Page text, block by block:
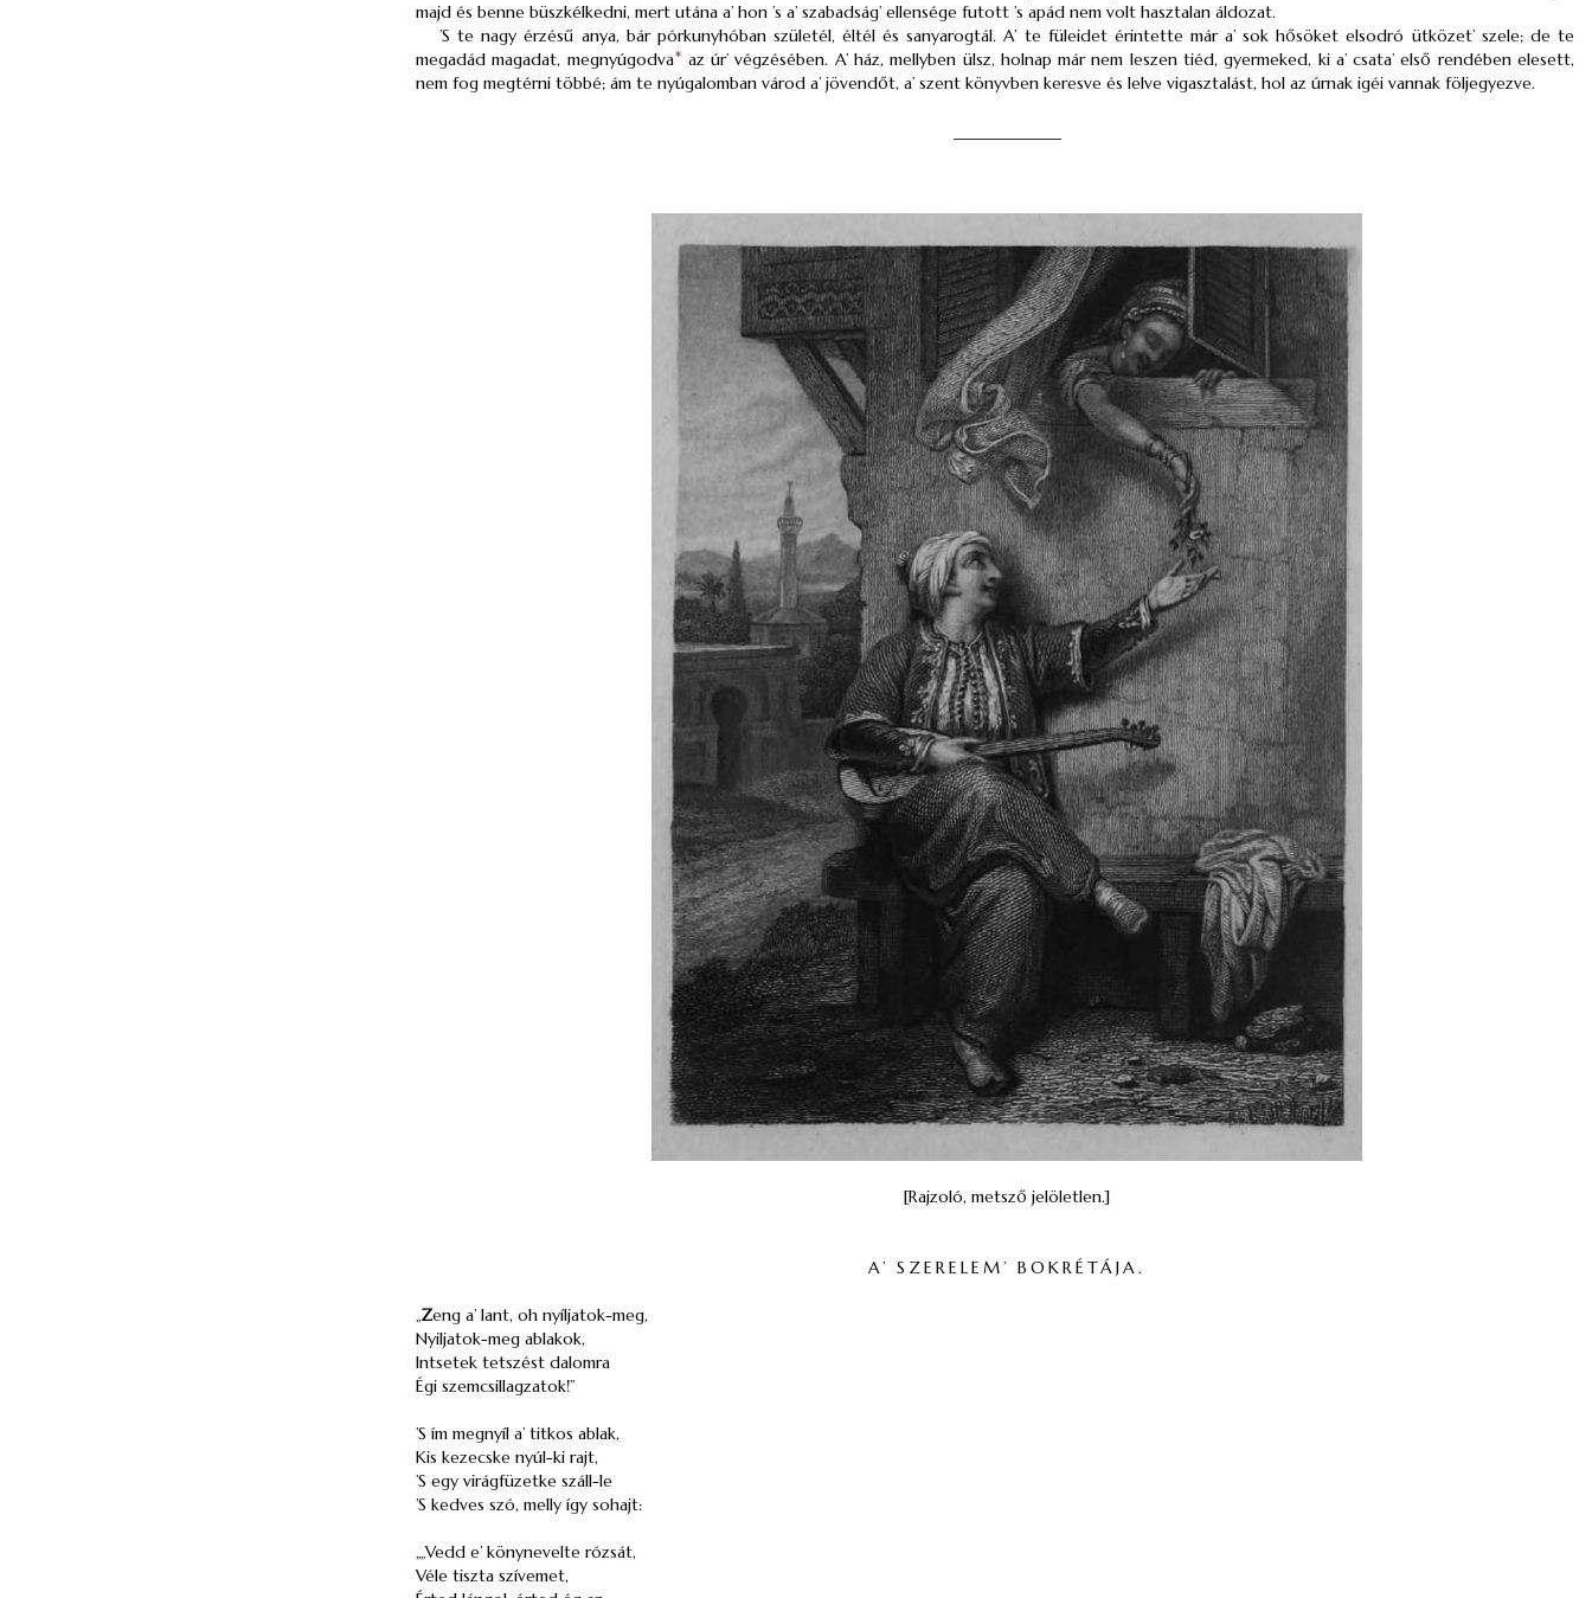
majd és benne büszkélkedni, mert utána a’ hon ’s a’ szabadság’ ellensége futott ’s apád nem volt hasztalan áldozat.
’S te nagy érzésű anya, bár pórkunyhóbanszületél, éltél és sanyarogtál. A’ te füleidet érintette már a’ sok hősöket elsodró ütközet’ szele; de te
megadád magadat, megnyúgodva* az úr’ végzésében. A’ ház, mellyben ülsz, holnap már nem leszen tiéd, gyermeked, ki a’ csata’ első rendében elesett,
nem fog megtérni többé; ám te nyúgalomban várod a’ jövendőt, a’ szent könyvben keresve és lelve vigasztalást, hol az úrnak igéi vannak följegyezve.
[Rajzoló, metsző jelöletlen.]
A’ SZERELEM’ BOKRÉTÁJA.
„Zeng a’ lant, oh nyíljatok-meg,
Nyiljatok-meg ablakok,
Intsetek tetszést dalomra
Égi szemcsillagzatok!”
’S ím megnyíl a’ titkos ablak,
Kis kezecske nyúl-ki rajt,
’S egy virágfüzetke száll-le
’S kedves szó, melly így sohajt:
„„Vedd e’ könynevelte rózsát,
Véle tiszta szívemet,